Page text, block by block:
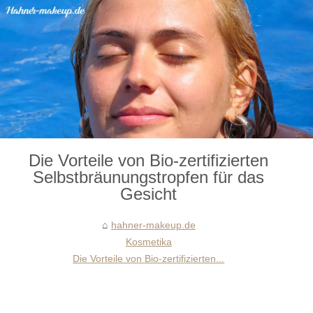
Die Vorteile von Bio-zertifizierten
Selbstbräunungstropfen für das
Gesicht
hahner-makeup.de
Kosmetika
Die Vorteile von Bio-zertifizierten...